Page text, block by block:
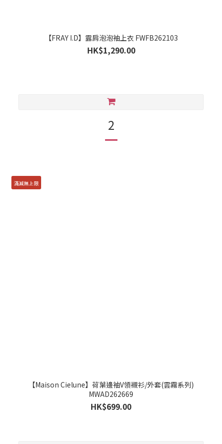
【FRAY I.D】露肩泡泡袖上衣 FWFB262103
HK$1,290.00
2
滿減無上限
【Maison Cielune】荷葉邊袖V領襯衫/外套(雲霧系列)
MWAD262669
HK$699.00